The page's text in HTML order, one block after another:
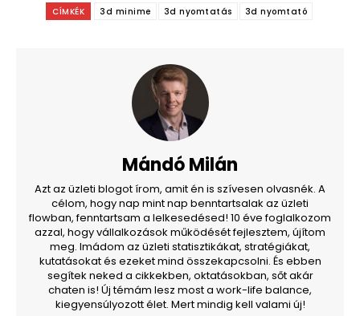
CÍMKÉK 3d minime 3d nyomtatás 3d nyomtató
Mándó Milán
Azt az üzleti blogot írom, amit én is szívesen olvasnék. A
célom, hogy nap mint nap benntartsalak az üzleti
flowban, fenntartsam a lelkesedésed! 10 éve foglalkozom
azzal, hogy vállalkozások működését fejlesztem, újítom
meg. Imádom az üzleti statisztikákat, stratégiákat,
kutatásokat és ezeket mind összekapcsolni. És ebben
segítek neked a cikkekben, oktatásokban, sőt akár
chaten is! Új témám lesz most a work-life balance,
kiegyensúlyozott élet. Mert mindig kell valami új!